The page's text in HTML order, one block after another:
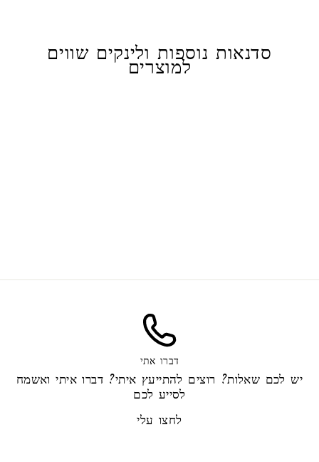
סדנאות נוספות ולינקים שווים
למוצרים
דברו אתי
יש לכם שאלות? רוצים להתייעץ איתי? דברו איתי ואשמח
לסייע לכם
לחצו עלי